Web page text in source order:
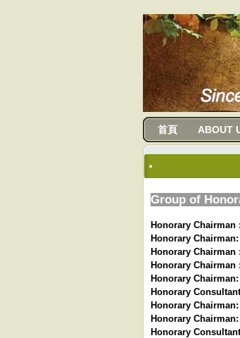
usanma
首頁 ABOUT
Group of
Honorary Chairman
Honorary Chairman:
Honorary Chairman
Honorary Chairman
Honorary Chairman:
Honorary
Honorary Chairman:
Honorary Chairman:
Honorary